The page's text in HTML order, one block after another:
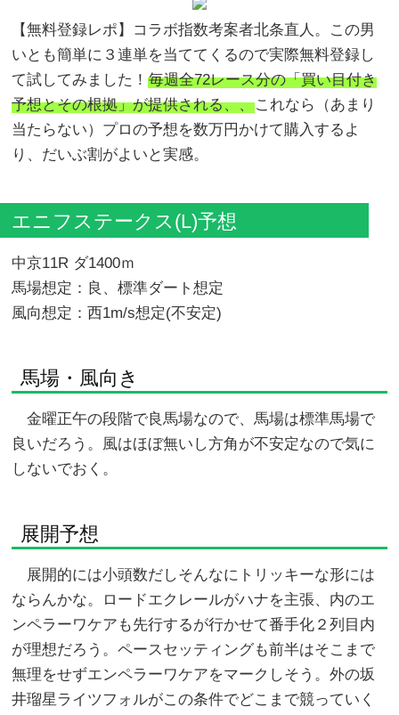
【無料登録レポ】コラボ指数考案者北条直人。この男
いとも簡単に３連単を当ててくるので実際無料登録し
て試してみました！毎週全72レース分の「買い目付き
予想とその根拠」が提供される、、これなら（あまり
当たらない）プロの予想を数万円かけて購入するよ
り、だいぶ割がよいと実感。
エニフステークス(L)予想
中京11R ダ1400ｍ
馬場想定：良、標準ダート想定
風向想定：西1m/s想定(不安定)
馬場・風向き
金曜正午の段階で良馬場なので、馬場は標準馬場で
良いだろう。風はほぼ無いし方角が不安定なので気に
しないでおく。
展開予想
展開的には小頭数だしそんなにトリッキーな形には
ならんかな。ロードエクレールがハナを主張、内のエ
ンペラーワケアも先行するが行かせて番手化２列目内
が理想だろう。ペースセッティングも前半はそこまで
無理をせずエンペラーワケアをマークしそう。外の坂
井瑠星ライツフォルがこの条件でどこまで競っていく